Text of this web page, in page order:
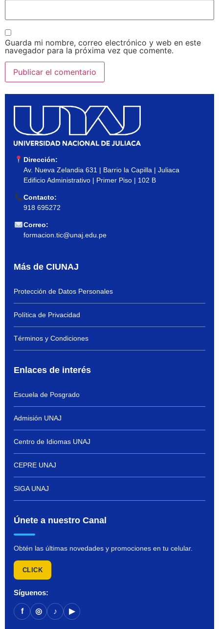
Guarda mi nombre, correo electrónico y web en este
navegador para la próxima vez que comente.
Dirección:
Av. Nueva Zelandia 631 | Barrio la Capilla | Juliaca
Edificio Administrativo | Primer Piso | 102 B
Contacto:
918 695272
Correo:
formacion.tic@unaj.edu.pe
Más de CIUNAJ
Protección de Datos Personales
Política de Privacidad
Términos y Condiciones
Enlaces de interés
Escuela de Posgrado
Admisión UNAJ
Centro de Idiomas UNAJ
CEPRE UNAJ
SIGA UNAJ
Únete a nuestro Canal
Obtén las últimas novedades y promociones en tu celular.
CLICK
Síguenos:
f ◎ ♪ ▶